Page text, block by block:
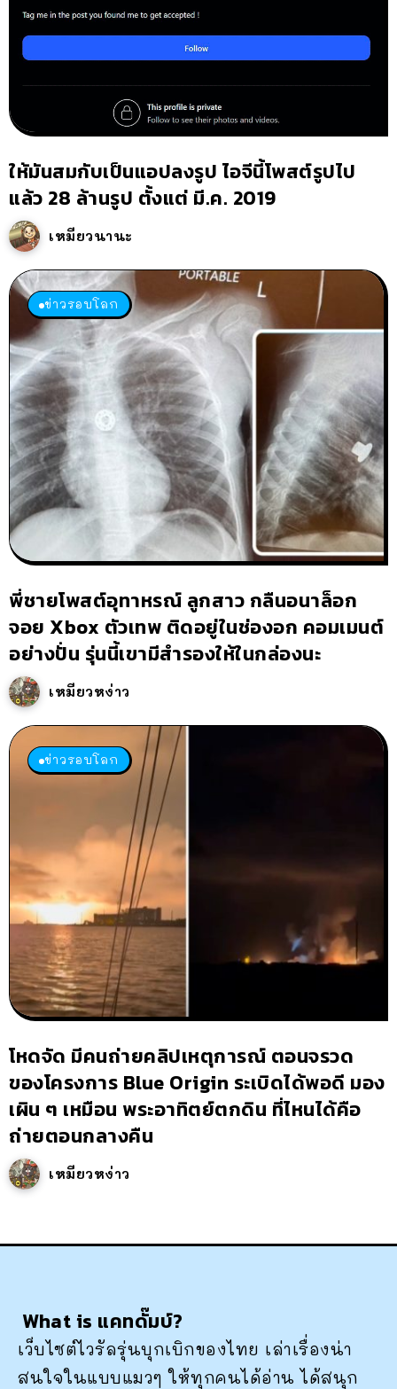
ให้มันสมกับเป็นแอปลงรูป ไอจีนี้โพสต์รูปไป
แล้ว 28 ล้านรูป ตั้งแต่ มี.ค. 2019
เหมียวนานะ
ข่าวรอบโลก
พี่ชายโพสต์อุทาหรณ์ ลูกสาว กลืนอนาล็อก
จอย Xbox ตัวเทพ ติดอยู่ในช่องอก คอมเมนต์
อย่างปั่น รุ่นนี้เขามีสำรองให้ในกล่องนะ
เหมียวหง่าว
ข่าวรอบโลก
โหดจัด มีคนถ่ายคลิปเหตุการณ์ ตอนจรวด
ของโครงการ Blue Origin ระเบิดได้พอดี มอง
เผิน ๆ เหมือน พระอาทิตย์ตกดิน ที่ไหนได้คือ
ถ่ายตอนกลางคืน
เหมียวหง่าว
What is แคทดั๊มบ์?
เว็บไซต์ไวรัลรุ่นบุกเบิกของไทย เล่าเรื่องน่า
สนใจในแบบแมวๆ ให้ทุกคนได้อ่าน ได้สนุก